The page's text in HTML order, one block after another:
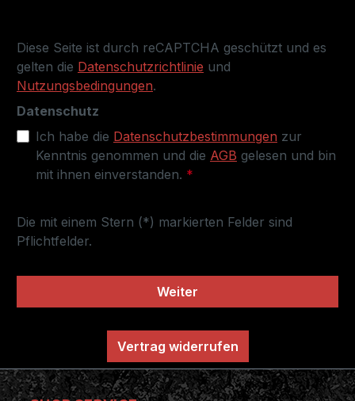
Diese Seite ist durch reCAPTCHA geschützt und es
gelten die Datenschutzrichtlinie und
Nutzungsbedingungen.
Datenschutz
Ich habe die Datenschutzbestimmungen zur
Kenntnis genommen und die AGB gelesen und bin
mit ihnen einverstanden. *
Die mit einem Stern (*) markierten Felder sind
Pflichtfelder.
Weiter
Vertrag widerrufen